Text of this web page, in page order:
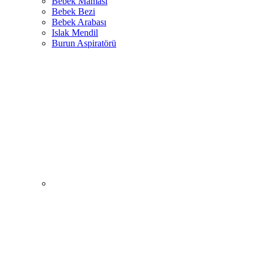
Bebek Bezi
Bebek Arabası
Islak Mendil
Burun Aspiratörü